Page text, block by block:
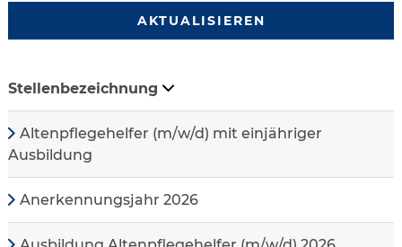
AKTUALISIEREN
Stellenbezeichnung
Altenpflegehelfer (m/w/d) mit einjähriger
Ausbildung
Anerkennungsjahr 2026